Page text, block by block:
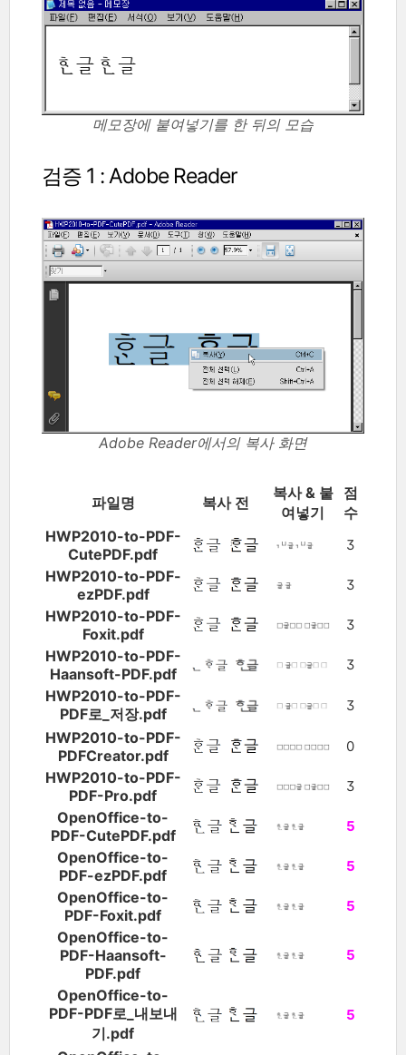
메모장에 붙여넣기를 한 뒤의 모습
검증 1 : Adobe Reader
Adobe Reader에서의 복사 화면
파일명 복사 전
복사 & 붙
여넣기
점
수
HWP2010-to-PDF-
CutePDF.pdf
3
HWP2010-to-PDF-
ezPDF.pdf
3
HWP2010-to-PDF-
Foxit.pdf
3
HWP2010-to-PDF-
Haansoft-PDF.pdf
3
HWP2010-to-PDF-
PDF로_저장.pdf
3
HWP2010-to-PDF-
PDFCreator.pdf
0
HWP2010-to-PDF-
PDF-Pro.pdf
3
OpenOffice-to-
PDF-CutePDF.pdf
5
OpenOffice-to-
PDF-ezPDF.pdf
5
OpenOffice-to-
PDF-Foxit.pdf
5
OpenOffice-to-
PDF-Haansoft-
PDF.pdf
5
OpenOffice-to-
PDF-PDF로_내보내
기.pdf
5